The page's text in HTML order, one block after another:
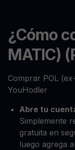
¿Cómo
MATIC)
Comprar POL
YouHodler
Abre tu
Simplemente
gratuita en
luego agrega